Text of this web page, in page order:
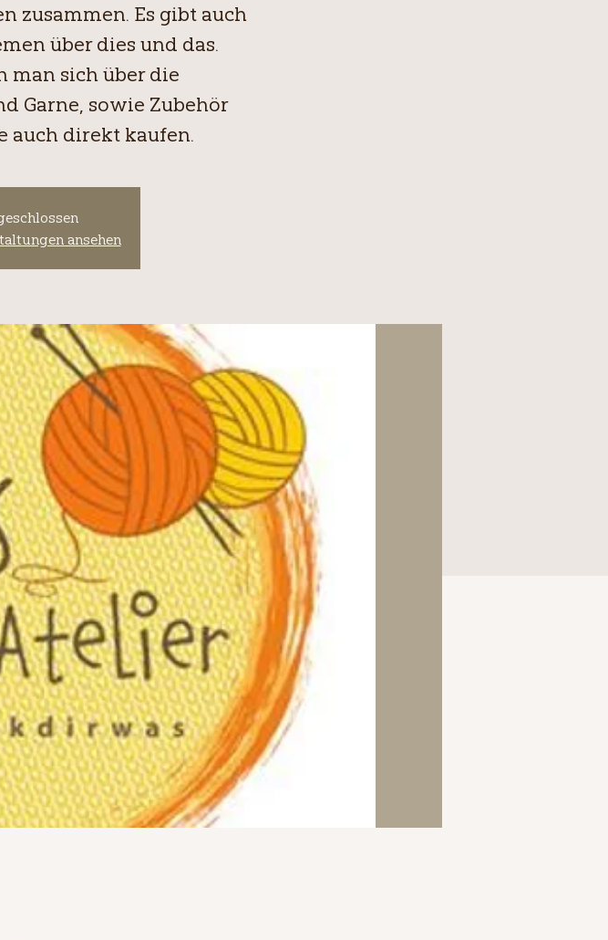
zusammen. Es gibt auch
über dies und das.
man sich über die
Garne, sowie Zubehör
auch direkt kaufen.
ansehen